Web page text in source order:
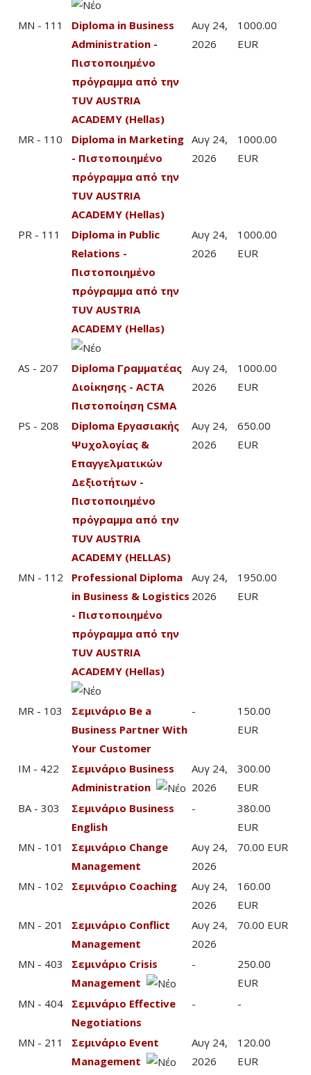
MN - 111
Diploma in Business
Administration -
Πιστοποιημένο
πρόγραμμα από την
TUV AUSTRIA
ACADEMY (Hellas)
Αυγ 24,
2026
1000.00
EUR
MR - 110
Diploma in Marketing
- Πιστοποιημένο
πρόγραμμα από την
TUV AUSTRIA
ACADEMY (Hellas)
Αυγ 24,
2026
1000.00
EUR
PR - 111
Diploma in Public
Relations -
Πιστοποιημένο
πρόγραμμα από την
TUV AUSTRIA
ACADEMY (Hellas)
Αυγ 24,
2026
1000.00
EUR
AS - 207
Diploma Γραμματέας
Διοίκησης - ACTA
Πιστοποίηση CSMA
Αυγ 24,
2026
1000.00
EUR
PS - 208
Diploma Εργασιακής
Ψυχολογίας &
Επαγγελματικών
Δεξιοτήτων -
Πιστοποιημένο
πρόγραμμα από την
TUV AUSTRIA
ACADEMY (HELLAS)
Αυγ 24,
2026
650.00
EUR
MN - 112
Professional Diploma
in Business & Logistics
- Πιστοποιημένο
πρόγραμμα από την
TUV AUSTRIA
ACADEMY (Hellas)
Αυγ 24,
2026
1950.00
EUR
MR - 103
Σεμινάριο Be a
Business Partner With
Your Customer
-
150.00
EUR
IM - 422
Σεμινάριο Business
Administration
Αυγ 24,
2026
300.00
EUR
BA - 303
Σεμινάριο Business
English
-
380.00
EUR
MN - 101
Σεμινάριο Change
Management
Αυγ 24,
2026
70.00 EUR
MN - 102 Σεμινάριο Coaching
Αυγ 24,
2026
160.00
EUR
MN - 201
Σεμινάριο Conflict
Management
Αυγ 24,
2026
70.00 EUR
MN - 403
Σεμινάριο Crisis
Management
-
250.00
EUR
MN - 404
Σεμινάριο Effective
Negotiations
- -
MN - 211
Σεμινάριο Event
Management
Αυγ 24,
2026
120.00
EUR